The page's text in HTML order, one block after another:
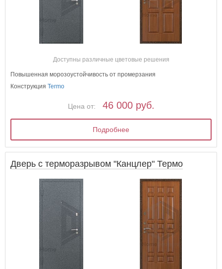
Доступны различные цветовые решения
Повышенная морозоустойчивость от промерзания
КонструкцияTermo
Цена от: 46 000 руб.
Подробнее
Дверь с терморазрывом "Канцлер" Термо